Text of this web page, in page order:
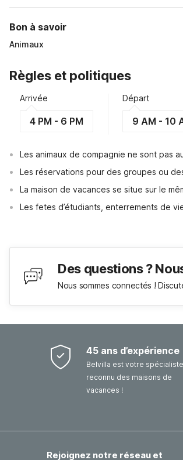
Bon à savoir
Animaux
Règles et politiques
Arrivée
4 PM - 6 PM
Départ
9 AM - 10
Les animaux de compagnie ne sont pas
Les réservations pour des groupes ou
La maison de vacances se situe sur le
Les fetes d’étudiants, enterrements de
Des questions ?
Nous sommes connectés !
45 ans d’expérience
Belvilla est votre spécialiste
reconnu des maisons de
vacances !
Rejoignez notre réseau et